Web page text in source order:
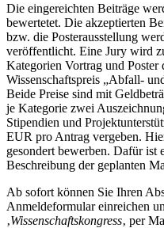
Die eingereichten Beiträge
bewertetet. Die akzeptierten
bzw. die Posterausstellung
veröffentlicht. Eine Jury wird
Kategorien Vortrag und Poster
Wissenschaftspreis „Abfall-
Beide Preise sind mit
je Kategorie zwei
Stipendien und
EUR pro Antrag vergeben.
gesondert bewerben. Dafür ist
Beschreibung der geplanten
Ab sofort können Sie Ihren
Anmeldeformular einreichen
‚Wissenschaftskongress‚ per